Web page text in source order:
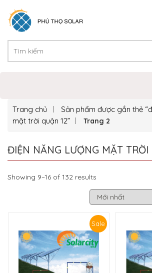
Trang chủ
Sản phẩm được gắn thẻ
mặt trời quận 12”
Trang 2
ĐIỆN NĂNG LƯỢNG MẶT TRỜI
Showing 9–16 of 132 results
Sale